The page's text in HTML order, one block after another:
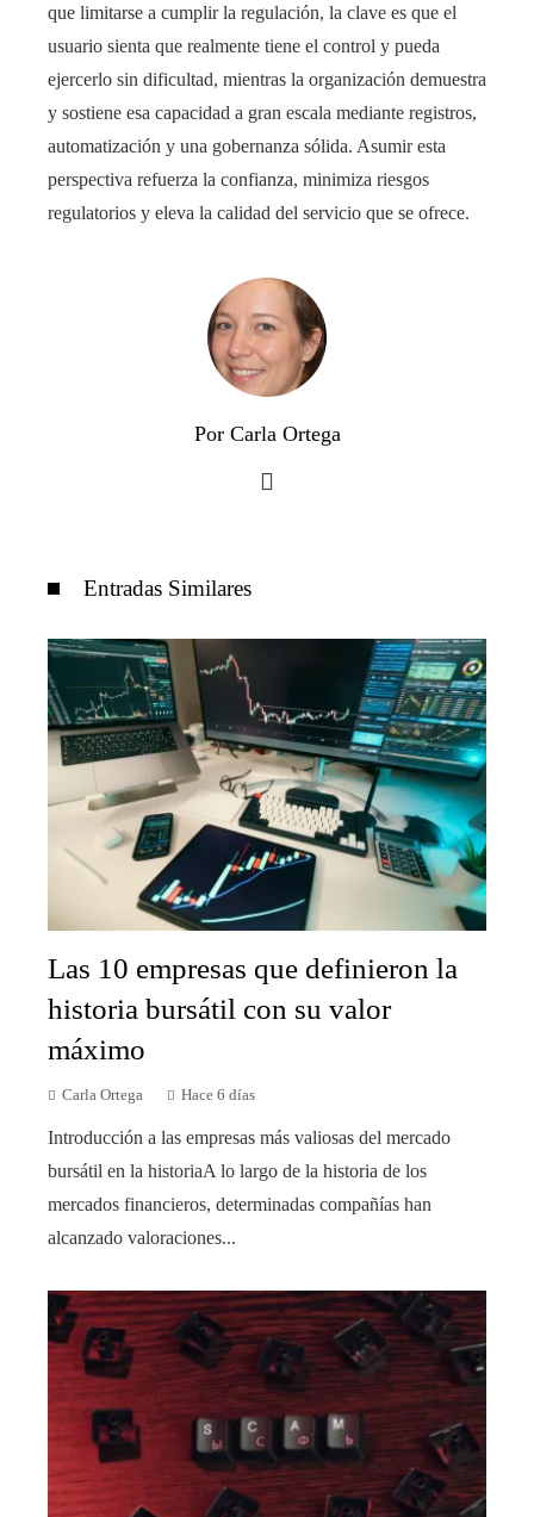
que limitarse a cumplir la regulación, la clave es que el
usuario sienta que realmente tiene el control y pueda
ejercerlo sin dificultad, mientras la organización demuestra
y sostiene esa capacidad a gran escala mediante registros,
automatización y una gobernanza sólida. Asumir esta
perspectiva refuerza la confianza, minimiza riesgos
regulatorios y eleva la calidad del servicio que se ofrece.
Por Carla Ortega
Entradas Similares
Las 10 empresas que definieron la
historia bursátil con su valor
máximo
Carla Ortega Hace 6 días
Introducción a las empresas más valiosas del mercado
bursátil en la historiaA lo largo de la historia de los
mercados financieros, determinadas compañías han
alcanzado valoraciones...